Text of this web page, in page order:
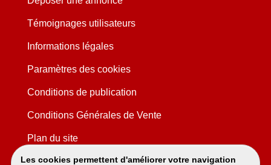
Les cookies permettent d'améliorer votre navigation
Témoignages utilisateurs
Informations légales
Paramètres des cookies
Conditions de publication
Conditions Générales de Vente
Plan du site